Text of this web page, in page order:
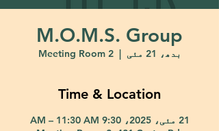
M.O.M.S. Group
بدھ، 21 مئی
  |
Meeting Room 2
Time & Location
21 مئی، 2025، 9:30 AM – 11:30 AM